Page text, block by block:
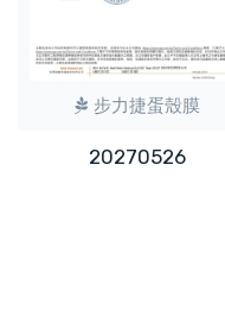
步力捷蛋殼膜
20270526